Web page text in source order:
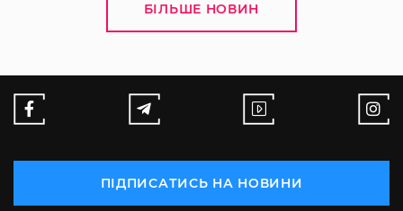
БІЛЬШЕ НОВИН
ПІДПИСАТИСЬ НА НОВИНИ